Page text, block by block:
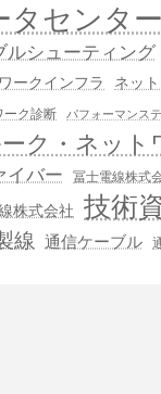
タセンター
ルシューティング
ークインフラ ネッ
ーク診断 パフォーマンス
ク・ネット
イバー 冨士電線株式
株式会社 技術
線 通信ケーブル